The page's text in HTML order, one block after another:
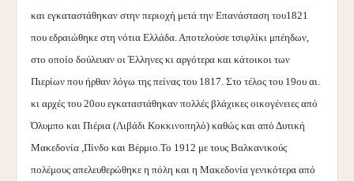
και εγκαταστάθηκαν στην περιοχή μετά την Επανάσταση του1821
που εδραιώθηκε στη νότια Ελλάδα. Αποτελούσε τσιφλίκι μπέηδων,
στο οποίο δούλευαν οι Έλληνες κι αργότερα και κάτοικοι των
Πιερίων που ήρθαν λόγω της πείνας του 1817. Στο τέλος του 19ου αι.
κι αρχές του 20ου εγκαταστάθηκαν πολλές βλάχικες οικογένειες από
Όλυμπο και Πιέρια (Λιβάδι Κοκκινοπηλό) καθώς και από Δυτική
Μακεδονία ,Πίνδο και Βέρμιο.Το 1912 με τους Βαλκανικούς
πολέμους απελευθερώθηκε η πόλη και η Μακεδονία γενικότερα από